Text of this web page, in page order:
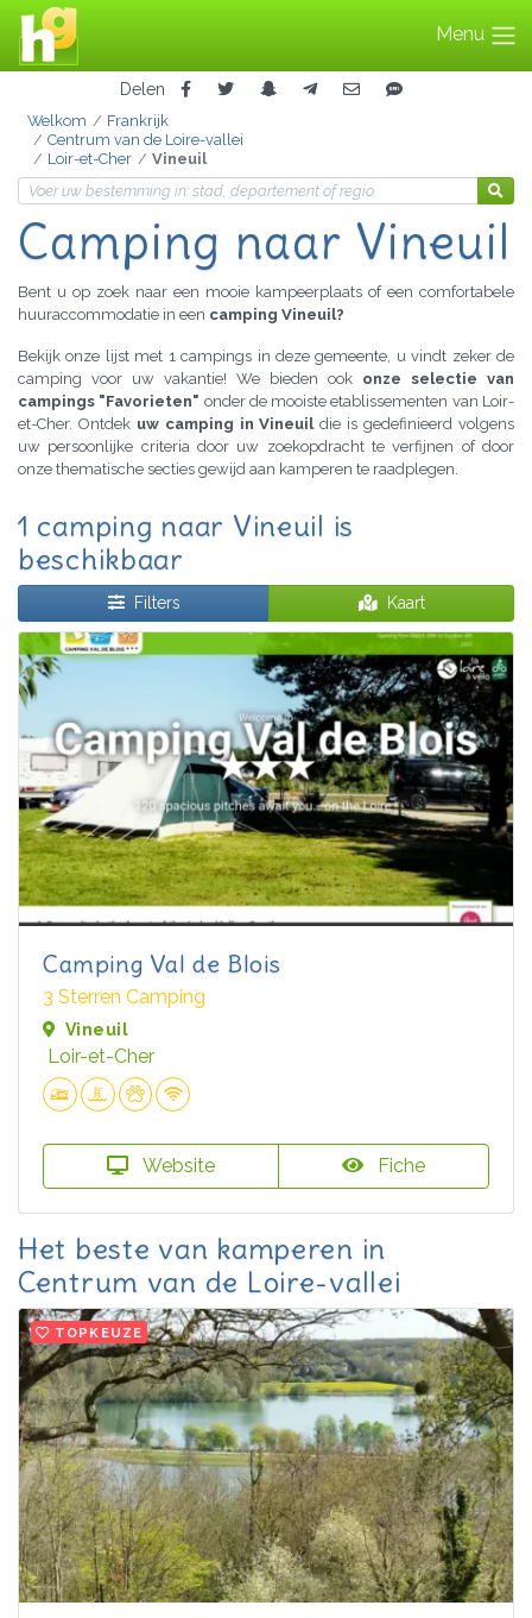
Menu
Delen
Welkom
Frankrijk
Centrum van de Loire-vallei
Loir-et-Cher
Vineuil
Camping naar Vineuil
Bent u op zoek naar een mooie kampeerplaats of een comfortabele
huuraccommodatie in een camping Vineuil?
Bekijk onze lijst met 1 campings in deze gemeente, u vindt zeker de
camping voor uw vakantie! We bieden ook onze selectie van
campings "Favorieten" onder de mooiste etablissementen van Loir-
et-Cher. Ontdek uw camping in Vineuildie is gedefinieerd volgens
uw persoonlijke criteria door uw zoekopdracht te verfijnen of door
onze thematische secties gewijd aan kamperen te raadplegen.
1 camping naar Vineuil is
beschikbaar
Filters Kaart
Camping Val de Blois
3 Sterren Camping
Vineuil
Loir-et-Cher
Website Fiche
Het beste van kamperen in
Centrum van de Loire-vallei
TOPKEUZE